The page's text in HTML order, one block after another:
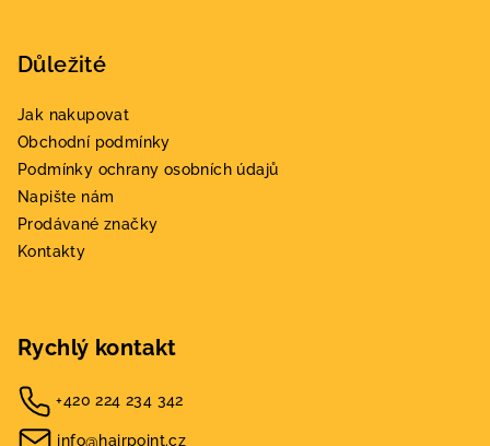
Důležité
Jak nakupovat
Obchodní podmínky
Podmínky ochrany osobních údajů
Napište nám
Prodávané značky
Kontakty
Rychlý kontakt
+420 224 234 342
info@hairpoint.cz